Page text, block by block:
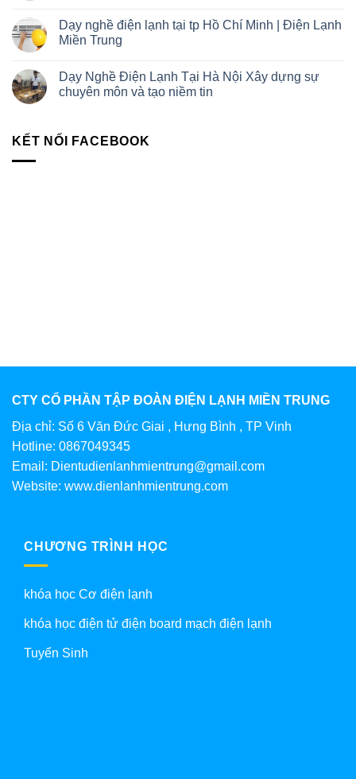
Dạy nghề điện lạnh tại tp Hồ Chí Minh | Điện Lạnh
Miền Trung
Dạy Nghề Điện Lạnh Tại Hà Nội Xây dựng sự
chuyên môn và tạo niềm tin
KẾT NỐI FACEBOOK
CTY CỔ PHẦN TẬP ĐOÀN ĐIỆN LẠNH MIỀN TRUNG
Địa chỉ: Số 6 Văn Đức Giai , Hưng Bình , TP Vinh
Hotline: 0867049345
Email: Dientudienlanhmientrung@gmail.com
Website: www.dienlanhmientrung.com
CHƯƠNG TRÌNH HỌC
khóa học Cơ điện lạnh
khóa học điện tử điện board mạch điện lạnh
Tuyển Sinh